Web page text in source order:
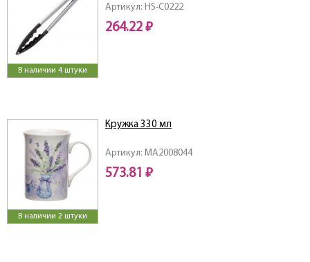
В наличии 4 штуки
Артикул: HS-C0222
264.22 ₽
В наличии 2 штуки
Артикул: MA2008044
Кружка 330 мл
573.81 ₽